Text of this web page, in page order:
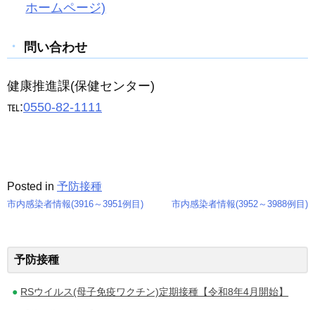
ホームページ)
問い合わせ
健康推進課(保健センター)
℡:0550-82-1111
Posted in 予防接種
稿
ナ
市内感染者情報(3916～3951例目) 市内感染者情報(3952～3988例目)
予防接種
RSウイルス(母子免疫ワクチン)定期接種【令和8年4月開始】